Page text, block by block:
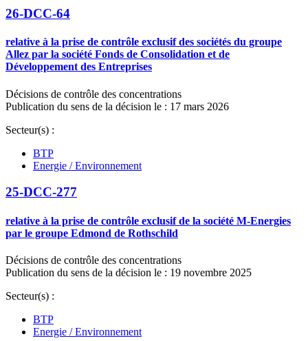
26-DCC-64
relative à la prise de contrôle exclusif des sociétés du groupe
Allez par la société Fonds de Consolidation et de
Développement des Entreprises
Décisions de contrôle des concentrations
Publication du sens de la décision le : 17 mars 2026
Secteur(s) :
BTP
Energie / Environnement
25-DCC-277
relative à la prise de contrôle exclusif de la société M-Energies
par le groupe Edmond de Rothschild
Décisions de contrôle des concentrations
Publication du sens de la décision le : 19 novembre 2025
Secteur(s) :
BTP
Energie / Environnement